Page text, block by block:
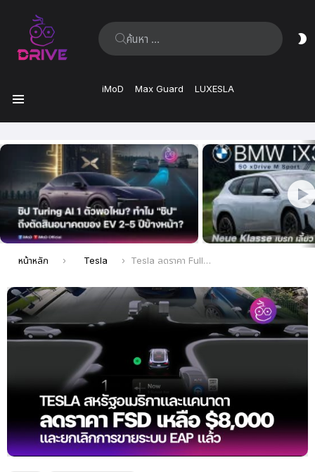
ค้นหา:
iMoD Max Guard LUXESLA
ล่าสุด
คุณอยู่ที่นี่:
หน้าหลัก Tesla Tesla ลดราคา Full Self-Driving (FSD) ในสหรัฐอเมริกาและแคนาดา พร้อมยกเลิก Enhanced Autopilot